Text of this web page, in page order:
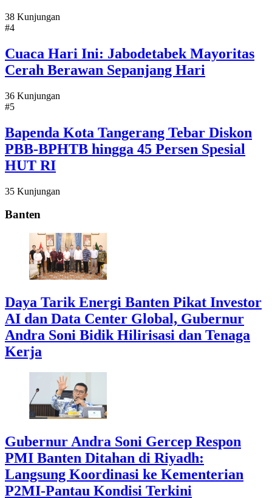
38 Kunjungan
#4
Cuaca Hari Ini: Jabodetabek Mayoritas
Cerah Berawan Sepanjang Hari
36 Kunjungan
#5
Bapenda Kota Tangerang Tebar Diskon
PBB-BPHTB hingga 45 Persen Spesial
HUT RI
35 Kunjungan
Banten
Daya Tarik Energi Banten Pikat Investor
AI dan Data Center Global, Gubernur
Andra Soni Bidik Hilirisasi dan Tenaga
Kerja
Gubernur Andra Soni Gercep Respon
PMI Banten Ditahan di Riyadh:
Langsung Koordinasi ke Kementerian
P2MI-Pantau Kondisi Terkini